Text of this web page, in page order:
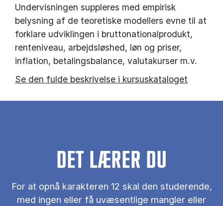
Undervisningen suppleres med empirisk
belysning af de teoretiske modellers evne til at
forklare udviklingen i bruttonationalprodukt,
renteniveau, arbejdsløshed, løn og priser,
inflation, betalingsbalance, valutakurser m.v.
Se den fulde beskrivelse i kursuskataloget
DET LÆRER DU
For at opnå karakteren 12 skal den studerende,
med ingen eller få uvæsentlige mangler eller